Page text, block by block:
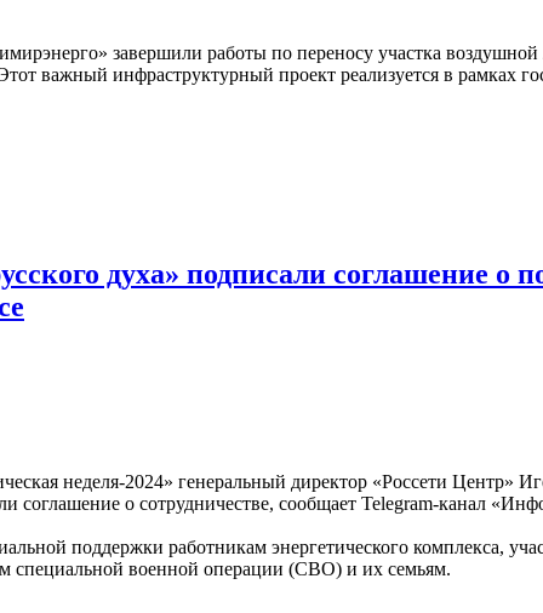
завершили работы по переносу участка воздушной
важный инфраструктурный проект реализуется в рамках
духа» подписали соглашение о
неделя-2024» генеральный директор «Россети Центр»
соглашение о сотрудничестве, сообщает Telegram-канал
поддержки работникам энергетического комплекса,
специальной военной операции (СВО) и их семьям.